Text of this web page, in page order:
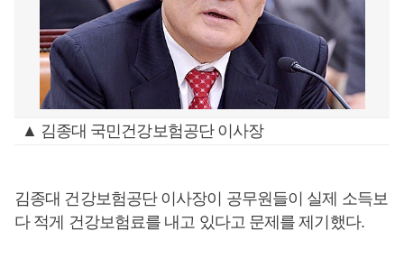
▲ 김종대 국민건강보험공단 이사장
김종대 건강보험공단 이사장이 공무원들이 실제 소득보
다 적게 건강보험료를 내고 있다고 문제를 제기했다.